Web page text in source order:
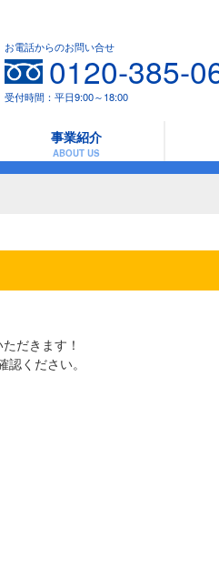
お電話からのお問い合せ
0120-385-
受付時間：平日9:00～18:00
事業紹介
ABOUT US
だきます！
認ください。